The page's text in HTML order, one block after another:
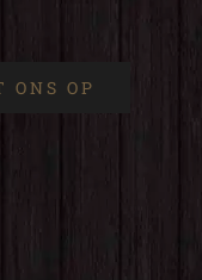
ONS OP